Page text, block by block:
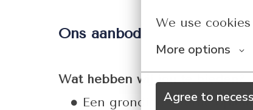
We use
More options
Agree to
Ons aanbod
Wat hebben wij jou te bieden?
Een grondige interne